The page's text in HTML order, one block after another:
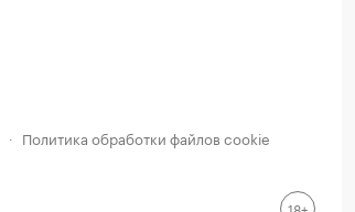
· Политика обработки файлов cookie